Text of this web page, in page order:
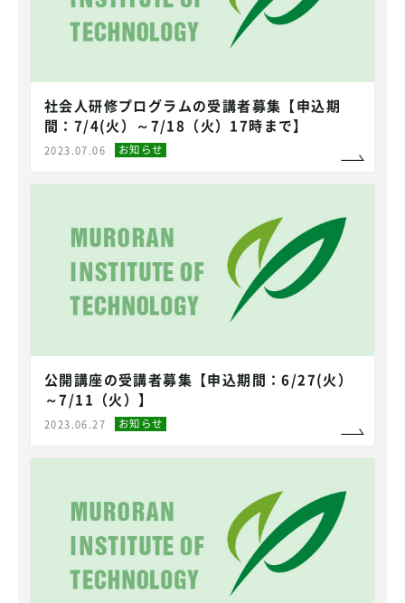
社会人研修プログラムの受講者募集【申込期
間：7/4(火）～7/18（火）17時まで】
2023.07.06 お知らせ
公開講座の受講者募集【申込期間：6/27(火）
～7/11（火）】
2023.06.27 お知らせ